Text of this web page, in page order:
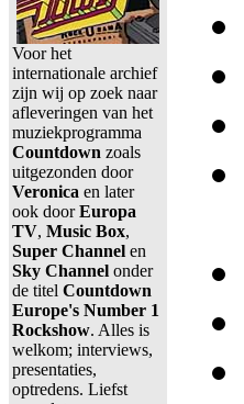
Voor het
internationale archief
zijn wij op zoek naar
afleveringen van het
muziekprogramma
Countdown zoals
uitgezonden door
Veronica en later
ook doorEuropa
TV, Music Box,
Super Channel en
Sky Channel onder
de titel Countdown
Europe's Number 1
Rockshow. Alles is
welkom; interviews,
presentaties,
optredens. Liefst